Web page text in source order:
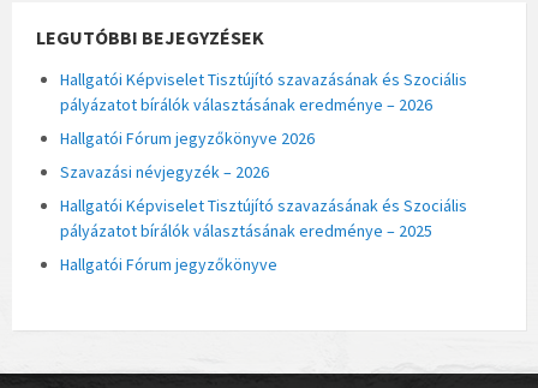
LEGUTÓBBI BEJEGYZÉSEK
Hallgatói Képviselet Tisztújító szavazásának és Szociális
pályázatot bírálók választásának eredménye – 2026
Hallgatói Fórum jegyzőkönyve 2026
Szavazási névjegyzék – 2026
Hallgatói Képviselet Tisztújító szavazásának és Szociális
pályázatot bírálók választásának eredménye – 2025
Hallgatói Fórum jegyzőkönyve